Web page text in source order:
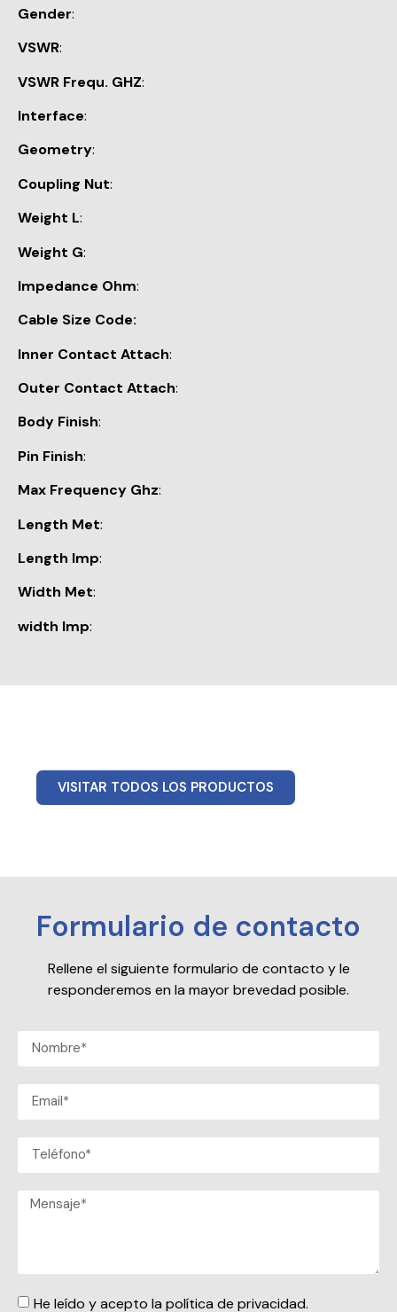
Gender:
VSWR:
VSWR Frequ. GHZ:
Interface:
Geometry:
Coupling Nut:
Weight L:
Weight G:
Impedance Ohm:
Cable Size Code:
Inner Contact Attach:
Outer Contact Attach:
Body Finish:
Pin Finish:
Max Frequency Ghz:
Length Met:
Length Imp:
Width Met:
width Imp:
VISITAR TODOS LOS PRODUCTOS
Formulario de contacto
Rellene el siguiente formulario de contacto y le
responderemos en la mayor brevedad posible.
He leído y acepto la política de privacidad.